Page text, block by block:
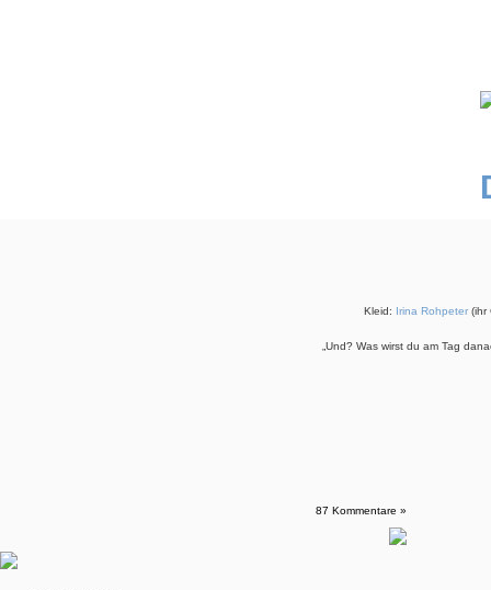
Kleid: Irina Rohpeter (ihr
„Und? Was wirst du am Tag
87 Kommentare »